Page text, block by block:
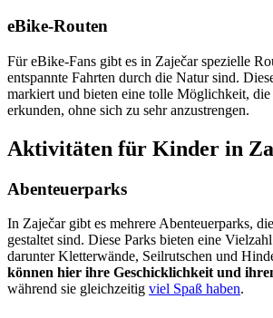
eBike-Routen
Für eBike-Fans gibt es in Zaječar spezielle
entspannte Fahrten durch die Natur sind.
markiert und bieten eine tolle Möglichkeit,
erkunden, ohne sich zu sehr anzustrengen.
Aktivitäten für Kinder in
Abenteuerparks
In Zaječar gibt es mehrere Abenteuerparks,
gestaltet sind. Diese Parks bieten eine
darunter Kletterwände, Seilrutschen und
können hier ihre Geschicklichkeit und
während sie gleichzeitig viel Spaß haben.